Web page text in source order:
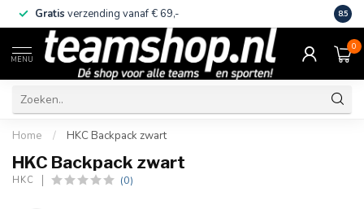
Gratis verzending vanaf € 69,- Eigen
8.5
MENU
0
Home / HKC Backpack zwart
HKC Backpack zwart
HKC (0)